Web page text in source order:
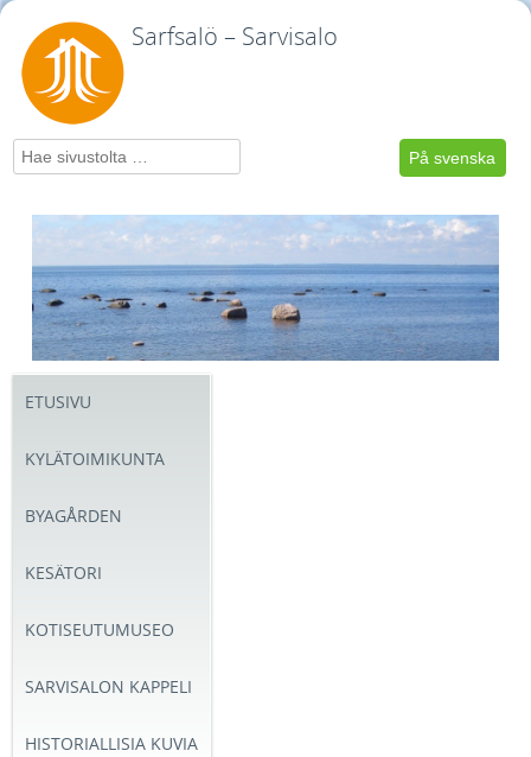
Sarfsalö – Sarvisalo
På svenska
Hae
ETUSIVU
KYLÄTOIMIKUNTA
BYAGÅRDEN
KESÄTORI
KOTISEUTUMUSEO
SARVISALON KAPPELI
HISTORIALLISIA KUVIA